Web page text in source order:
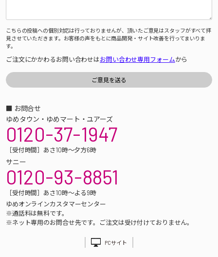
こちらの投稿への個別対応は行っておりませんが、頂いたご意見はスタッフがすべて拝
見させていただきます。お客様の声をもとに商品開発・サイト改善を行ってまいりま
す。
ご注文にかかわるお問い合わせはお問い合わせ専用フォームから
■ お問合せ
ゆめタウン・ゆめマート・ユアーズ
0120-37-1947
［受付時間］あさ10時～夕方6時
サニー
0120-93-8851
［受付時間］あさ10時～よる9時
ゆめオンラインカスタマーセンター
※通話料は無料です。
※ネット専用のお問合せ先です。ご注文は受け付けておりません。
PCサイト